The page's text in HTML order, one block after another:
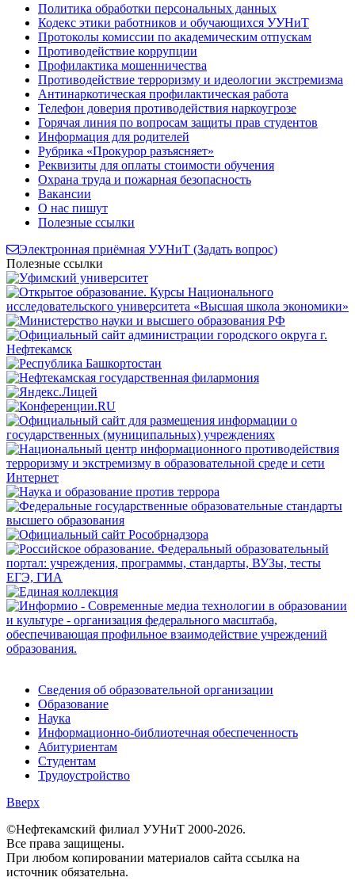
Политика обработки персональных данных
Кодекс этики работников и обучающихся УУНиТ
Протоколы комиссии по академическим отпускам
Противодействие коррупции
Профилактика мошенничества
Противодействие терроризму и идеологии экстремизма
Антинаркотическая профилактическая работа
Телефон доверия противодействия наркоугрозе
Горячая линия по вопросам защиты прав студентов
Информация для родителей
Рубрика «Прокурор разъясняет»
Реквизиты для оплаты стоимости обучения
Охрана труда и пожарная безопасность
Вакансии
О нас пишут
Полезные ссылки
Электронная приёмная УУНиТ (Задать вопрос)
Полезные ссылки
Сведения об образовательной организации
Образование
Наука
Информационно-библиотечная обеспеченность
Абитуриентам
Студентам
Трудоустройство
Вверх
©Нефтекамский филиал УУНиТ 2000-2026.
Все права защищены.
При любом копировании материалов сайта ссылка на
источник обязательна.